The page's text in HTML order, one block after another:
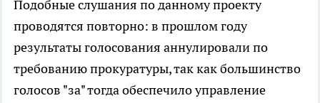
Подобные слушания по данному проекту
проводятся повторно: в прошлом году
результаты голосования аннулировали по
требованию прокуратуры, так как большинство
голосов "за" тогда обеспечило управление